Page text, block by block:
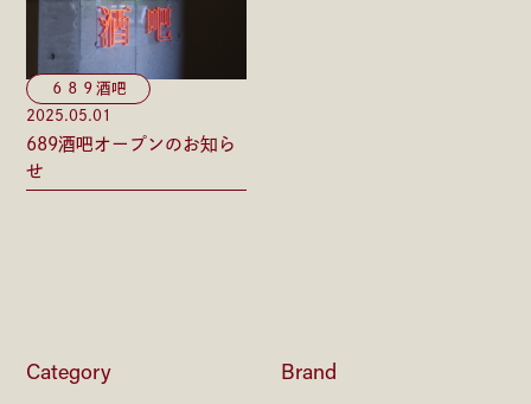
Category Brand
６８９酒吧
2025.05.01
689酒吧オープンのお知ら
せ